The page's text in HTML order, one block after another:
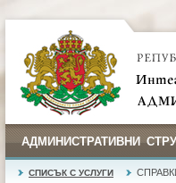
АДМИНИСТРАТИВНИ
СПИСЪК С УСЛУГИ